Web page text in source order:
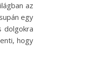
az
egy
dolgokra
hogy